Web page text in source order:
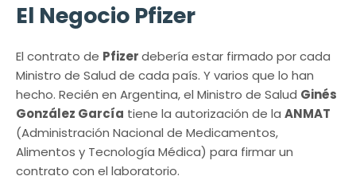
El Negocio Pfizer
El contrato de Pfizerdebería estar firmado por cada
Ministro de Salud de cada país. Y varios que lo han
hecho. Recién en Argentina, el Ministro de Salud Ginés
González García tiene la autorización de la ANMAT
(Administración Nacional de Medicamentos,
Alimentos y Tecnología Médica) para firmar un
contrato con el laboratorio.